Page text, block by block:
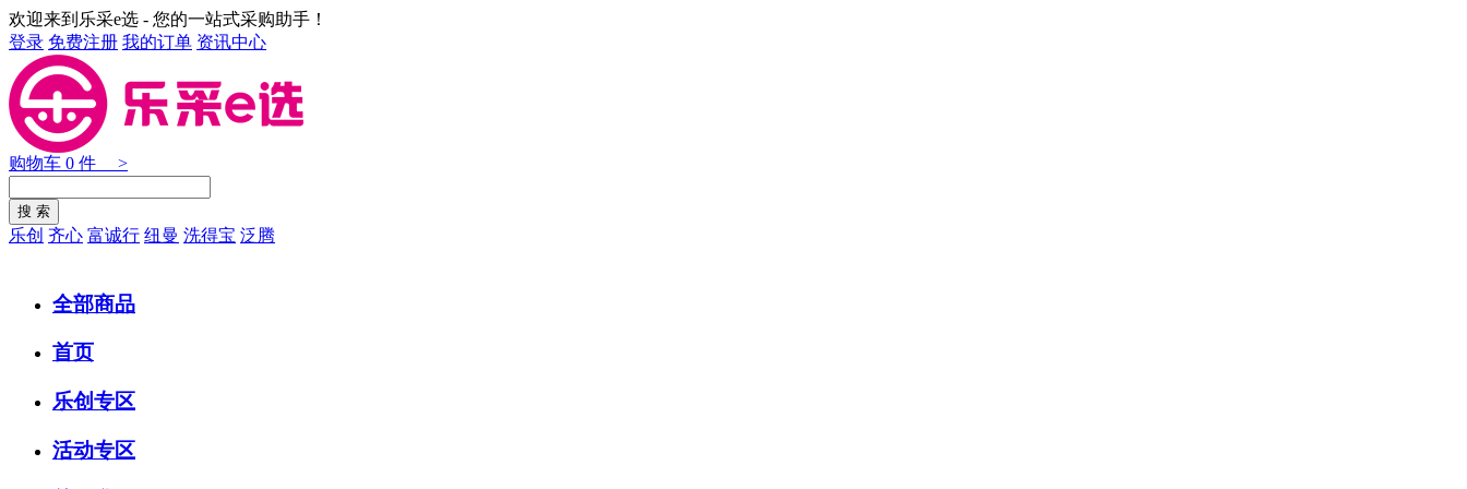
欢迎来到乐采e选 - 您的一站式采购助手！
登录 免费注册 我的订单 资讯中心
购物车 0 件 >
乐创 齐心 富诚行 纽曼 洗得宝 泛腾
全部商品
首页
乐创专区
活动专区